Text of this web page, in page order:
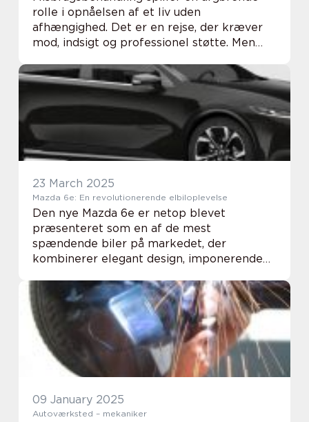
rolle i opnåelsen af et liv uden
afhængighed. Det er en rejse, der kræver
mod, indsigt og professionel støtte. Men
egentlig, og hvordan ka...
23 March 2025
Mazda 6e: En revolutionerende elbiloplevelse
Den nye Mazda 6e er netop blevet
præsenteret som en af de mest
spændende biler på markedet, der
kombinerer elegant design, imponerende
overvejer at opgradere din køreglæde med
09 January 2025
Autoværksted – mekaniker